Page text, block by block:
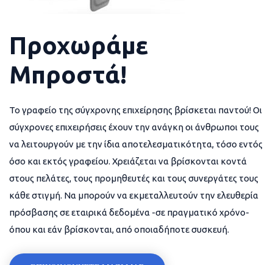
Προχωράμε
Μπροστά!
Το γραφείο της σύγχρονης επιχείρησης βρίσκεται παντού! Οι
σύγχρονες επιχειρήσεις έχουν την ανάγκη οι άνθρωποι τους
να λειτουργούν με την ίδια αποτελεσματικότητα, τόσο εντός
όσο και εκτός γραφείου. Χρειάζεται να βρίσκονται κοντά
στους πελάτες, τους προμηθευτές και τους συνεργάτες τους
κάθε στιγμή. Να μπορούν να εκμεταλλευτούν την ελευθερία
πρόσβασης σε εταιρικά δεδομένα -σε πραγματικό χρόνο-
όπου και εάν βρίσκονται, από οποιαδήποτε συσκευή.